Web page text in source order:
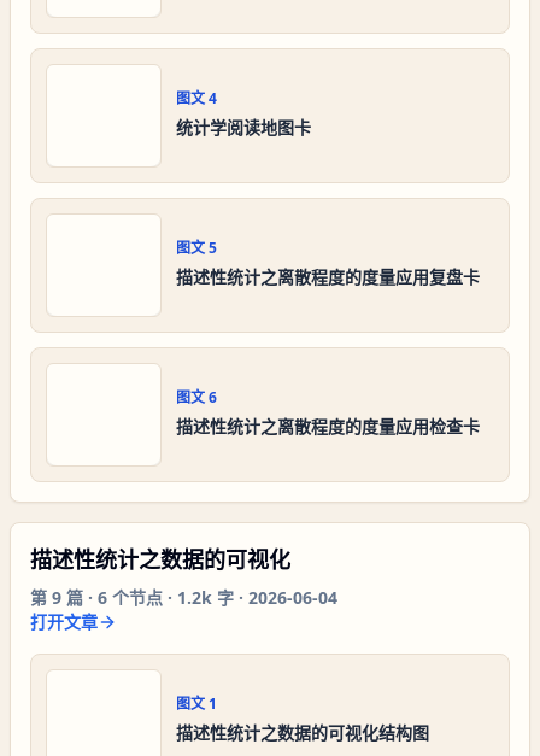
图文4
统计学阅读地图卡
图文5
描述性统计之离散程度的度量应用复盘卡
图文6
描述性统计之离散程度的度量应用检查卡
描述性统计之数据的可视化
第 9 篇 · 6 个节点 · 1.2k 字 · 2026-06-04
打开文章
图文 1
描述性统计之数据的可视化结构图